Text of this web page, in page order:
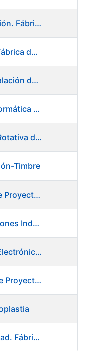
OE 02/25 - Auxiliar de Producción. Fábrica de Papel
FC 02/24 - Responsable de la Fábrica de Papel (Burgos)
OE 19/25 - Ayudante de la Instalación de Preparación de Pastas. Fábrica de Papel
FC 05/25 - Responsable de Informática de Sistemas y Atención a Usuarios
OE 08/25 - Oficial 2ª Máquina Rotativa de Sellos
Timbre
OE 21/24 - Ingeniero Auxiliar de Proyectos
OE 44/24 - Analista de Aplicaciones Industriales
OE 16/25 - Oficial 1ª Eléctrico-Electrónico Fábrica Papel
OE 46/24 - Ingeniero Auxiliar de Proyectos. Ceres
OE 10/25 - Jefe de Área B Calidad. Fábrica Papel